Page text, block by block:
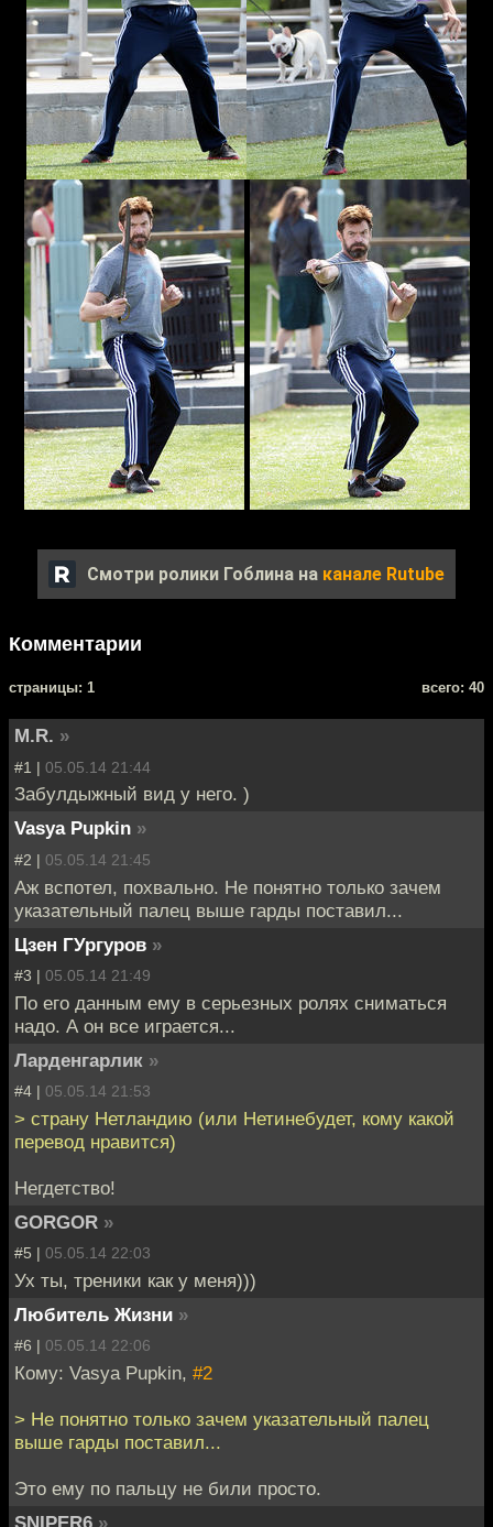
Смотри ролики Гоблина на канале Rutube
Комментарии
cтраницы: 1 всего: 40
M.R. »
#1 | 05.05.14 21:44
Забулдыжный вид у него. )
Vasya Pupkin »
#2 | 05.05.14 21:45
Аж вспотел, похвально. Не понятно только зачем
указательный палец выше гарды поставил...
Цзен ГУргуров »
#3 | 05.05.14 21:49
По его данным ему в серьезных ролях сниматься
надо. А он все играется...
Ларденгарлик »
#4 | 05.05.14 21:53
> страну Нетландию (или Нетинебудет, кому какой
перевод нравится)
Негдетство!
GORGOR »
#5 | 05.05.14 22:03
Ух ты, треники как у меня)))
Любитель Жизни »
#6 | 05.05.14 22:06
Кому: Vasya Pupkin, #2
> Не понятно только зачем указательный палец
выше гарды поставил...
Это ему по пальцу не били просто.
SNIPER6 »